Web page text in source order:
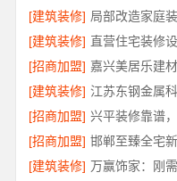
[建筑装修]
[建筑装修]
[招商加盟]
[建筑装修]
[招商加盟] 兴平装修靠谱
[招商加盟]
[建筑装修]